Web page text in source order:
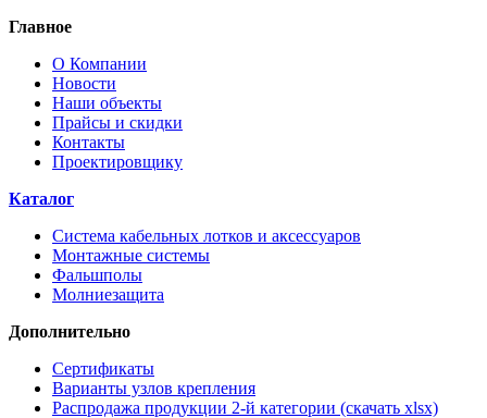
Главное
О Компании
Новости
Наши объекты
Прайсы и скидки
Контакты
Проектировщику
Каталог
Система кабельных лотков и аксессуаров
Монтажные системы
Фальшполы
Молниезащита
Дополнительно
Сертификаты
Варианты узлов крепления
Распродажа продукции 2-й категории (скачать xlsx)